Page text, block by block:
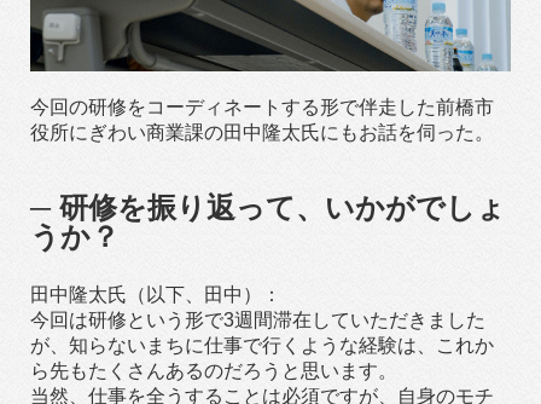
今回の研修をコーディネートする形で伴走した前橋市
役所にぎわい商業課の田中隆太氏にもお話を伺った。
─ 研修を振り返って、いかがでしょ
うか？
田中隆太氏（以下、田中）：
今回は研修という形で3週間滞在していただきました
が、知らないまちに仕事で行くような経験は、これか
ら先もたくさんあるのだろうと思います。
当然、仕事を全うすることは必須ですが、自身のモチ